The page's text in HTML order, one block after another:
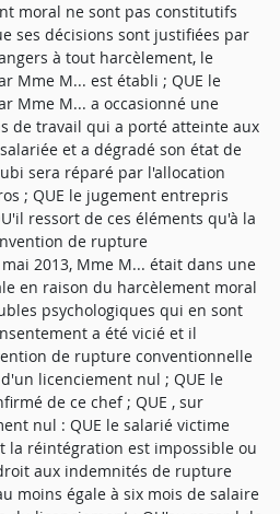
moral ne sont pas constitutifs
ses décisions sont justifiées par
à tout harcèlement, le
Mme M... est établi ; QUE le
Mme M... a occasionné une
de travail qui a porté atteinte aux
et a dégradé son état de
sera réparé par l'allocation
; QUE le jugement entrepris
ressort de ces éléments qu'à la
de rupture
2013, Mme M... était dans une
en raison du harcèlement moral
psychologiques qui en sont
a été vicié et il
de rupture conventionnelle
licenciement nul ; QUE le
de ce chef ; QUE , sur
nul : QUE le salarié victime
réintégration est impossible ou
aux indemnités de rupture
moins égale à six mois de salaire